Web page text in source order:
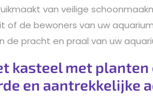
van veilige
of de bewoners van uw
de pracht en praal van uw
kasteel met
en aantrekkelijke